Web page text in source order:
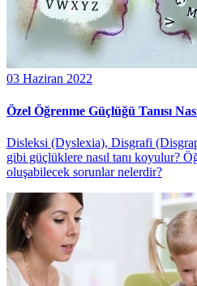
03 Haziran 2022
Özel Öğrenme Güçlüğü Tanısı
Disleksi (Dyslexia), Disgrafi
gibi güçlüklere nasıl tanı koyulur?
oluşabilecek sorunlar nelerdir?